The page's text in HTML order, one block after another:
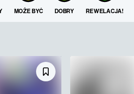
MOŻE BYĆ DOBRY REWELACJA!